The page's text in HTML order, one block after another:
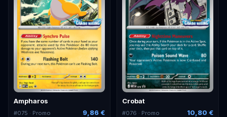
Ampharos
#075 · Promo 9,86 €
Crobat
#076 · Promo 10,80 €